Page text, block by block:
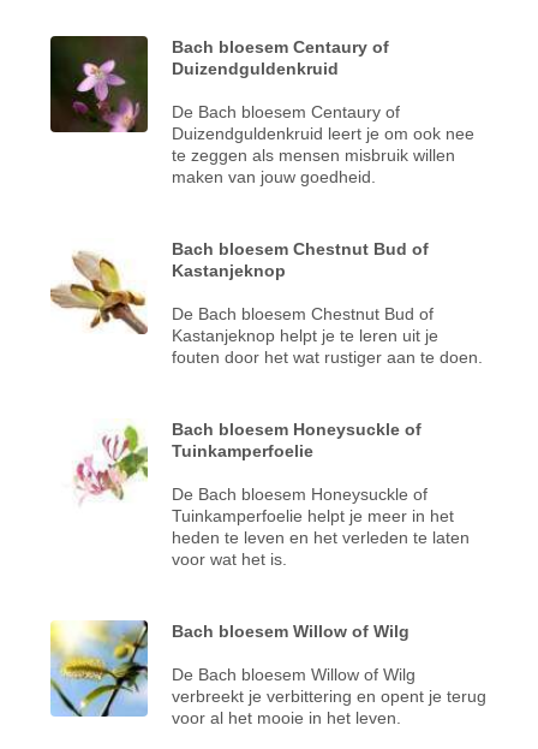
Bach bloesem Centaury of
Duizendguldenkruid
De Bach bloesem Centaury of
Duizendguldenkruid leert je om ook nee
te zeggen als mensen misbruik willen
maken van jouw goedheid.
Bach bloesem Chestnut Bud of
Kastanjeknop
De Bach bloesem Chestnut Bud of
Kastanjeknop helpt je te leren uit je
fouten door het wat rustiger aan te doen.
Bach bloesem Honeysuckle of
Tuinkamperfoelie
De Bach bloesem Honeysuckle of
Tuinkamperfoelie helpt je meer in het
heden te leven en het verleden te laten
voor wat het is.
Bach bloesem Willow of Wilg
De Bach bloesem Willow of Wilg
verbreekt je verbittering en opent je terug
voor al het mooie in het leven.